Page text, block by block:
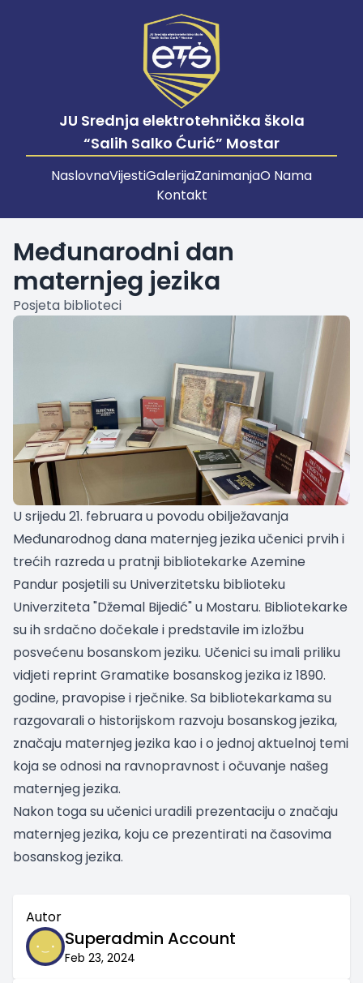
JU Srednja elektrotehnička škola
“Salih Salko Ćurić” Mostar
NaslovnaVijestiGalerijaZanimanjaO Nama
Kontakt
Međunarodni dan
maternjeg jezika
Posjeta biblioteci
U srijedu 21. februara u povodu obilježavanja
Međunarodnog dana maternjeg jezika učenici prvih i
trećih razreda u pratnji bibliotekarke Azemine
Pandur posjetili su Univerzitetsku biblioteku
Univerziteta "Džemal Bijedić" u Mostaru. Bibliotekarke
su ih srdačno dočekale i predstavile im izložbu
posvećenu bosanskom jeziku. Učenici su imali priliku
vidjeti reprint Gramatike bosanskog jezika iz 1890.
godine, pravopise i rječnike. Sa bibliotekarkama su
razgovarali o historijskom razvoju bosanskog jezika,
značaju maternjeg jezika kao i o jednoj aktuelnoj temi
koja se odnosi na ravnopravnost i očuvanje našeg
maternjeg jezika.
Nakon toga su učenici uradili prezentaciju o značaju
maternjeg jezika, koju ce prezentirati na časovima
bosanskog jezika.
Autor
Superadmin Account
Feb 23, 2024